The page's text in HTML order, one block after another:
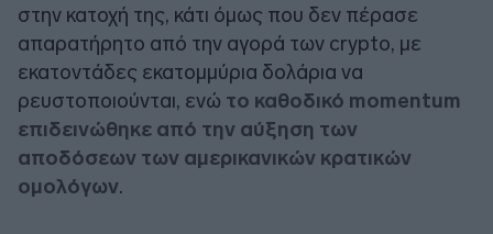
στην κατοχή της, κάτι όμως που δεν πέρασε
απαρατήρητο από την αγορά των crypto, με
εκατοντάδες εκατομμύρια δολάρια να
ρευστοποιούνται, ενώ το καθοδικό momentum
επιδεινώθηκε από την αύξηση των
αποδόσεων των αμερικανικών κρατικών
ομολόγων.